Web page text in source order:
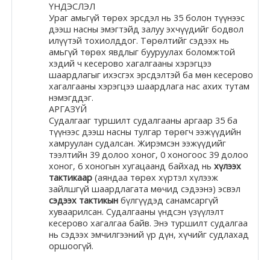
community
Moodle
free support
Moodle
development
Moodle
Docs
Moodle.com
ҮНДЭСЛЭЛ
Ураг амьгүй төрөх эрсдэл нь 35 болон түүнээс
дээш насны эмэгтэйд залуу эхчүүдийг бодвол
илүүтэй тохиолддог. Төрөлтийг сэдээх нь
амьгүй төрөх явдлыг бууруулах боломжтой
хэдий ч кесерово хагалгааны хэрэгцээ
шаардлагыг ихэсгэх эрсдэлтэй ба мөн кесерово
хагалгааны хэрэгцээ шаардлага нас ахих тутам
нэмэгддэг.
АРГАЗҮЙ
Судалгааг туршилт судалгааны аргаар 35 ба
түүнээс дээш насны тулгар төрөгч ээжүүдийн
хамруулан судалсан. Жирэмсэн ээжүүдийг
тээлтийн 39 долоо хоног, 0 хоногоос 39 долоо
хоног, 6 хоногын хугацаанд байхад нь хүлээх
тактикаар(аяндаа төрөх хүртэл хүлээж
зайлшгүй шаардлагата мөчид сэдээнэ) эсвэл
сэдээх тактикынбүлгүүдэд санамсаргүй
хуваарилсан. Судалгааны үндсэн үзүүлэлт
кесерово хагалгаа байв. Энэ туршилт судалгаа
нь сэдээх эмчилгээний үр дүн, хүчийг судлахад
оршоогүй.